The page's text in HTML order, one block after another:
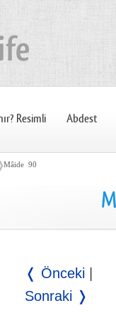
Resimli Abdest
Mâide 90
❬ Önceki
Sonraki ❭